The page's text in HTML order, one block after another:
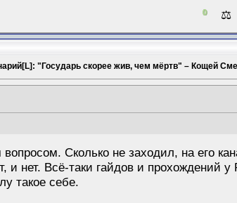
0 ⚖️
"Государь скорее жив, чем мёртв" – Кощей
Сколько не заходил, на его
и нет. Всё-таки гайдов и прохождений
такое себе.